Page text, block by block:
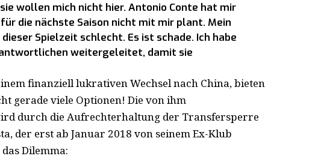
wollen mich nicht hier. Antonio Conte hat mir
die nächste Saison nicht mit mir plant. Mein
Spielzeit schlecht. Es ist schade. Ich habe
weitergeleitet, damit sie
finanziell lukrativen Wechsel nach China, bieten
gerade viele Optionen! Die von ihm
durch die Aufrechterhaltung der Transfersperre
der erst ab Januar 2018 von seinem Ex-Klub
Dilemma: